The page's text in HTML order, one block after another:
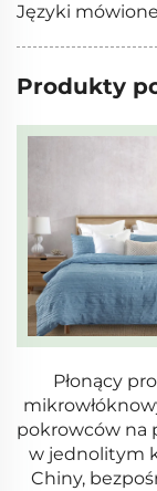
Języki
Produkty
Poślubne,
poduszki
kanapy,
poduszki dla
pokrywy na